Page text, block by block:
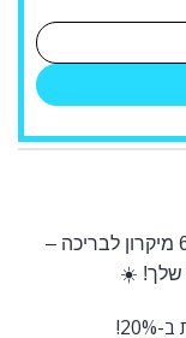
סולארי 600 מיקרון 6X3 – כיסוי סולארי 600 מיקרון לבריכה –
שלך! ☀️